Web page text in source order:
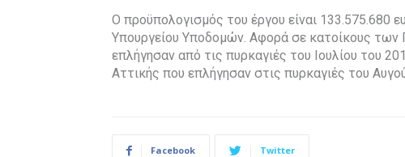
Ο προϋπολογισμός του έργου είναι 133.575.680
Υπουργείου Υποδομών. Αφορά σε κατοίκους των
επλήγησαν από τις πυρκαγιές του Ιουλίου του
Αττικής που επλήγησαν στις πυρκαγιές του
Facebook Twitter